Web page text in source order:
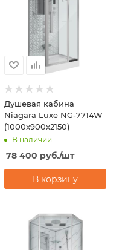
Душевая кабина
Niagara Luxe NG-7714W
(1000x900х2150)
В наличии
78 400 руб./шт
В корзину